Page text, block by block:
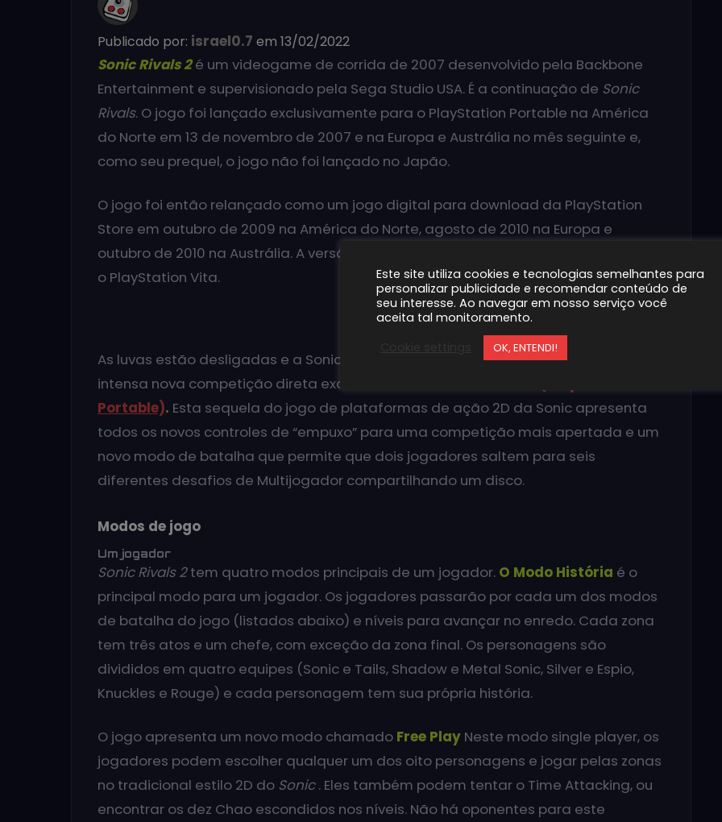
Publicado por: israel0.7 em 13/02/2022
Sonic Rivals 2é um videogame de corrida de 2007 desenvolvido pela Backbone
Entertainment e supervisionado pela Sega Studio USA. É a continuação de Sonic
Rivals. O jogo foi lançado exclusivamente para o PlayStation Portable na América
do Norte em 13 de novembro de 2007 e na Europa e Austrália no mês seguinte e,
como seu prequel, o jogo não foi lançado no Japão.
O jogo foi então relançado como um jogo digital para download da PlayStation
Store em outubro de 2009 na América do Norte, agosto de 2010 na Europa e
outubro de 2010 na Austrália. A versão digital também é compatível com
o PlayStation Vita.
As luvas estão desligadas e a Sonic e seus rivais estão se preparando para uma
intensa nova competição direta exclusivamente no sistema
Portable). Esta sequela do jogo de plataformas de ação 2D da Sonic apresenta
todos os novos controles de “empuxo” para uma competição mais apertada e um
novo modo de batalha que permite que dois jogadores saltem para seis
diferentes desafios de Multijogador compartilhando um disco.
Modos de jogo
Um jogador
Sonic Rivals 2tem quatro modos principais de um jogador. O Modo História é o
principal modo para um jogador. Os jogadores passarão por cada um dos modos
de batalha do jogo (listados abaixo) e níveis para avançar no enredo. Cada zona
tem três atos e um chefe, com exceção da zona final. Os personagens são
divididos em quatro equipes (Sonic e Tails, Shadow e Metal Sonic, Silver e Espio,
Knuckles e Rouge) e cada personagem tem sua própria história.
O jogo apresenta um novo modo chamado Free Play Neste modo single player, os
jogadores podem escolher qualquer um dos oito personagens e jogar pelas zonas
no tradicional estilo 2D do Sonic. Eles também podem tentar o Time Attacking, ou
encontrar os dez Chao escondidos nos níveis. Não há oponentes para este
Este site utiliza cookies e tecnologias semelhantes para
personalizar publicidade e recomendar conteúdo de
seu interesse. Ao navegar em nosso serviço você
aceita tal monitoramento.
OK, ENTENDI!